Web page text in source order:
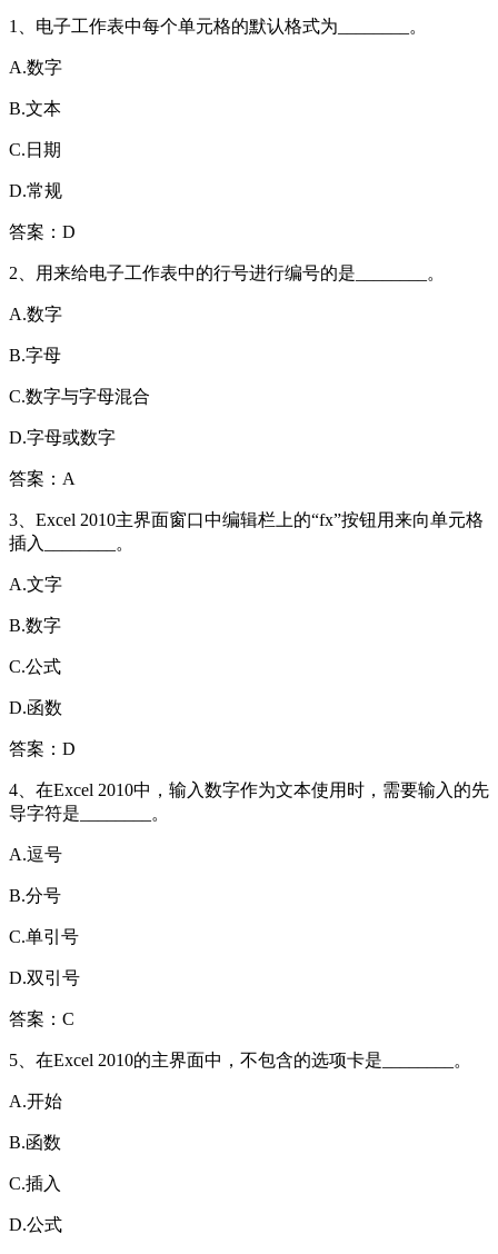
1、电子工作表中每个单元格的默认格式为________。
A.数字
B.文本
C.日期
D.常规
答案：D
2、用来给电子工作表中的行号进行编号的是________。
A.数字
B.字母
C.数字与字母混合
D.字母或数字
答案：A
3、Excel 2010主界面窗口中编辑栏上的“fx”按钮用来向单元格
插入________。
A.文字
B.数字
C.公式
D.函数
答案：D
4、在Excel 2010中，输入数字作为文本使用时，需要输入的先
导字符是________。
A.逗号
B.分号
C.单引号
D.双引号
答案：C
5、在Excel 2010的主界面中，不包含的选项卡是________。
A.开始
B.函数
C.插入
D.公式